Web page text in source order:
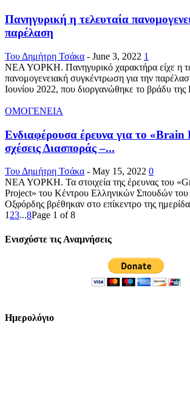
Πανηγυρική η τελευταία
παρέλαση
Του Δημήτρη Τσάκα - June 3, 2022 1
ΝΕΑ ΥΟΡΚΗ. Πανηγυρικό χαρακτήρα είχε η
πανομογενειακή συγκέντρωση για την
Ιουνίου 2022, που διοργανώθηκε το βράδυ
ΟΜΟΓΕΝΕΙΑ
Ενδιαφέρουσα έρευνα για το «Brain
σχέσεις Διασποράς –...
Του Δημήτρη Τσάκα - May 15, 2022 0
ΝΕΑ ΥΟΡΚΗ. Τα στοιχεία της έρευνας του
Project» του Κέντρου Ελληνικών Σπουδών του
Οξφόρδης βρέθηκαν στο επίκεντρο της
1 23...8Page 1 of 8
Ενισχύστε τις Αναμνήσεις
Ημερολόγιο